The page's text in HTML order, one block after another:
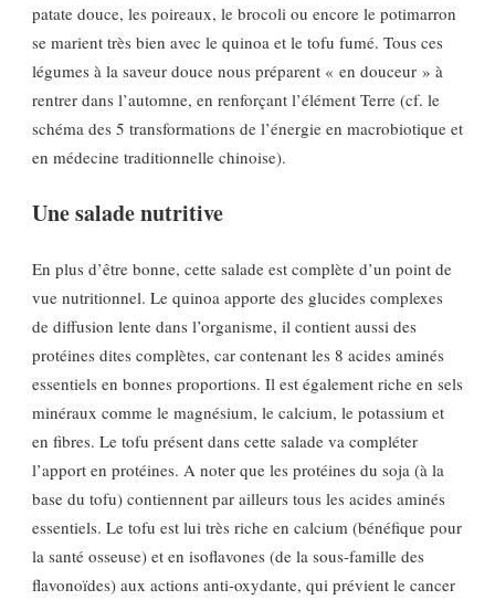
patate douce, les poireaux, le brocoli ou encore le potimarron
se marient très bien avec le quinoa et le tofu fumé. Tous ces
légumes à la saveur douce nous préparent « en douceur » à
rentrer dans l’automne, en renforçant l’élément Terre (cf. le
schéma des 5 transformations de l’énergie en macrobiotique et
en médecine traditionnelle chinoise).
Une salade nutritive
En plus d’être bonne, cette salade est complète d’un point de
vue nutritionnel. Le quinoa apporte des glucides complexes
de diffusion lente dans l’organisme, il contient aussi des
protéines dites complètes, car contenant les 8 acides aminés
essentiels en bonnes proportions. Il est également riche en sels
minéraux comme le magnésium, le calcium, le potassium et
en fibres. Le tofu présent dans cette salade va compléter
l’apport en protéines. A noter que les protéines du soja (à la
base du tofu) contiennent par ailleurs tous les acides aminés
essentiels. Le tofu est lui très riche en calcium (bénéfique pour
la santé osseuse) et en isoflavones (de la sous-famille des
flavonoïdes) aux actions anti-oxydante, qui prévient le cancer